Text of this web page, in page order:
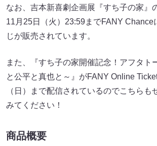
なお、吉本新喜劇企画展『すち子の家』
11月25日（火）23:59までFANY Chance
じが販売されています。
また、『すち子の家開催記念！アフタト
と公平と真也と～』がFANY Online
（日）まで配信されているのでこちらも
みてください！
商品概要